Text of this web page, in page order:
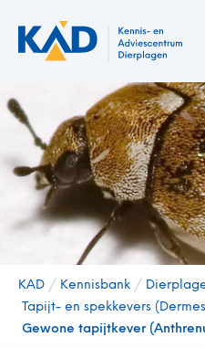
KAD / Kennisbank /
Tapijt- en spekkevers
Gewone tapijtkever